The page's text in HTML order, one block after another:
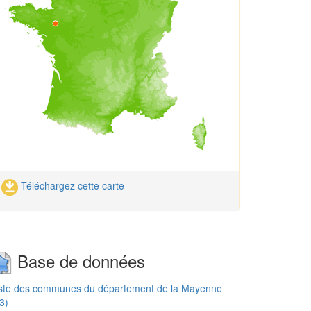
Téléchargez cette carte
Base de données
des communes du département de la Mayenne